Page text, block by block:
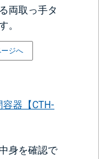
両取っ手タ
。
ジへ
器【CTH-
身を確認で